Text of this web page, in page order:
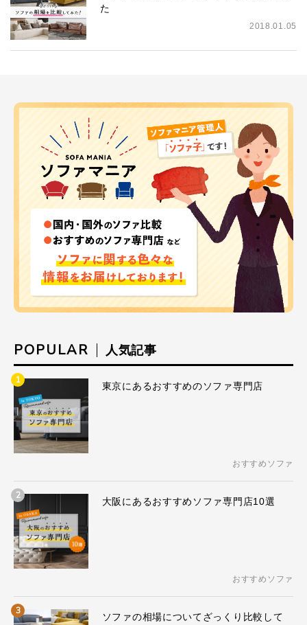
た
2018.01.05
POPULAR 人気記事
1
東京にあるおすすめのソファ専門店
おすすめソファ
2
大阪にあるおすすめソファ専門店10選
おすすめソファ
3
ソファの相場についてざっくり比較して